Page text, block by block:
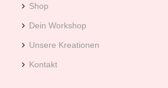
Shop
Dein Workshop
Unsere Kreationen
Kontakt